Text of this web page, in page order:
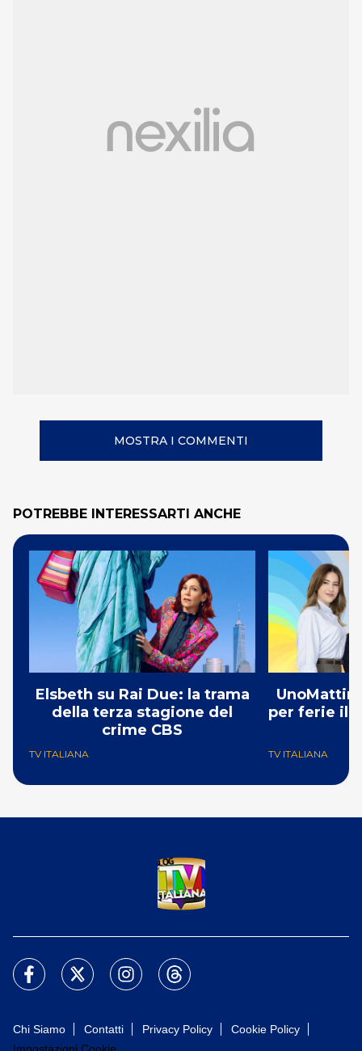
MOSTRA I COMMENTI
POTREBBE INTERESSARTI ANCHE
Elsbeth su Rai Due: la trama
della terza stagione del
crime CBS
TV ITALIANA
per ferie il
TV ITALIANA
Chi Siamo Contatti Privacy Policy
Cookie Policy